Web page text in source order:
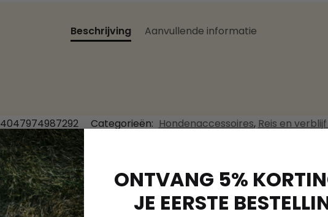
Beschrijving Aanvullende informatie
4047974987292 Categorieën: Hondenaccessoires, Reis en
ONTVANG 5%
JE EERSTE